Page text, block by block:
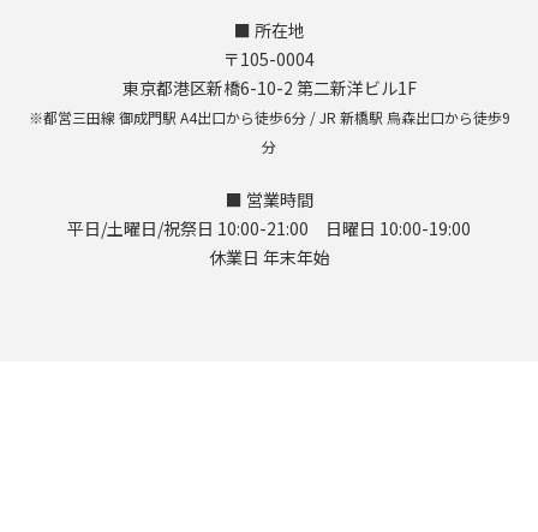
■ 所在地
〒105-0004
東京都港区新橋6-10-2 第二新洋ビル1F
※都営三田線 御成門駅 A4出口から徒歩6分 / JR 新橋駅 烏森出口から徒歩9
分
■ 営業時間
平日/土曜日/祝祭日 10:00-21:00 日曜日 10:00-19:00
休業日 年末年始